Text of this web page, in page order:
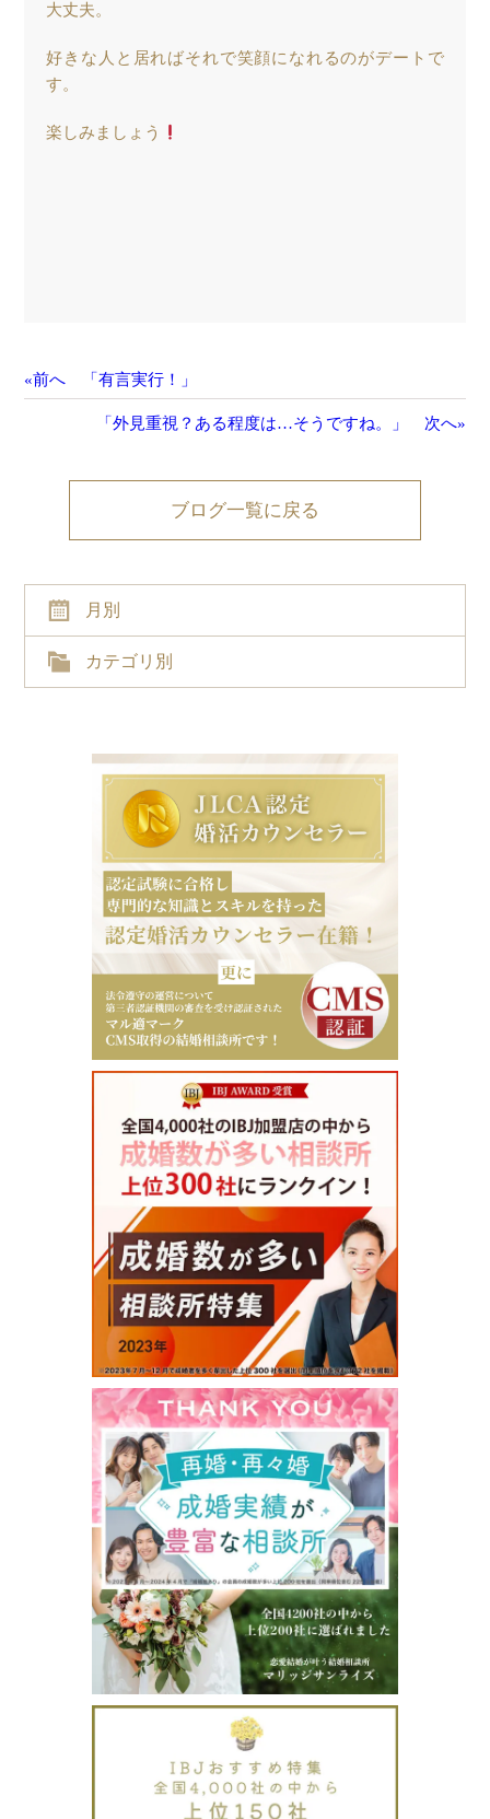
大丈夫。
好きな人と居ればそれで笑顔になれるのがデートで
す。
楽しみましょう
«前へ 「有言実行！」
「外見重視？ある程度は…そうですね。」 次へ»
ブログ一覧に戻る
月別
カテゴリ別